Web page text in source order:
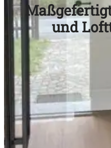
und